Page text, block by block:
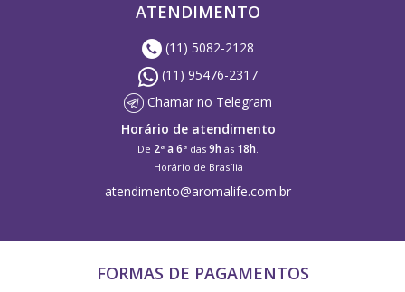
ATENDIMENTO
(11) 5082-2128
(11) 95476-2317
Chamar no Telegram
Horário de atendimento
De 2ª a 6ª das 9h às 18h.
Horário de Brasília
atendimento@aromalife.com.br
FORMAS DE PAGAMENTOS